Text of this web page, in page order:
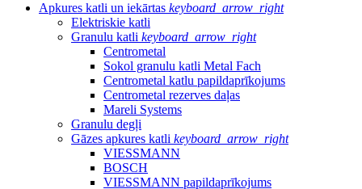
Apkures katli un iekārtas keyboard_arrow_right
Elektriskie katli
Granulu katli keyboard_arrow_right
Centrometal
Sokol granulu katli Metal Fach
Centrometal katlu papildaprīkojums
Centrometal rezerves daļas
Mareli Systems
Granulu degļi
Gāzes apkures katli keyboard_arrow_right
VIESSMANN
BOSCH
VIESSMANN papildaprīkojums